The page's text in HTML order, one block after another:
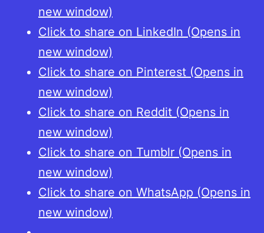
new window)
Click to share on LinkedIn (Opens in
new window)
Click to share on Pinterest (Opens in
new window)
Click to share on Reddit (Opens in
new window)
Click to share on Tumblr (Opens in
new window)
Click to share on WhatsApp (Opens in
new window)